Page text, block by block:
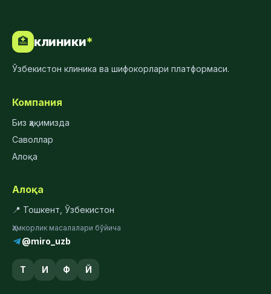
🏥 клиники*
Ўзбекистон клиника ва шифокорлари платформаси.
Компания
Биз ҳақимизда
Саволлар
Алоқа
Алоқа
📍 Тошкент, Ўзбекистон
Ҳамкорлик масалалари бўйича
@miro_uzb
Т И Ф Й